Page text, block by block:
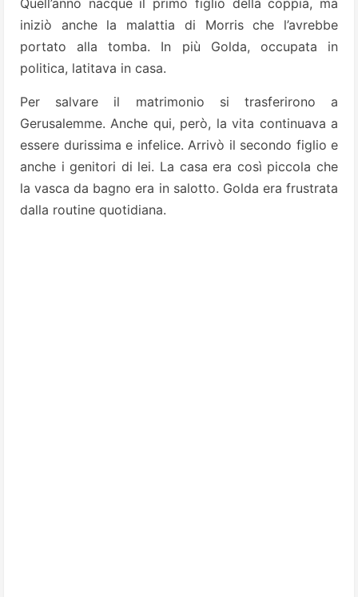
Quell’anno nacque il primo figlio della coppia, ma
iniziò anche la malattia di Morris che l’avrebbe
portato alla tomba. In più Golda, occupata in
politica, latitava in casa.
Per salvare il matrimonio si trasferirono a
Gerusalemme. Anche qui, però, la vita continuava a
essere durissima e infelice. Arrivò il secondo figlio e
anche i genitori di lei. La casa era così piccola che
la vasca da bagno era in salotto. Golda era frustrata
dalla routine quotidiana.